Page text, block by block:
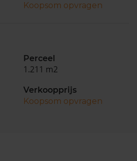
Koopsom opvragen
Perceel
1.211 m2
Verkoopprijs
Koopsom opvragen